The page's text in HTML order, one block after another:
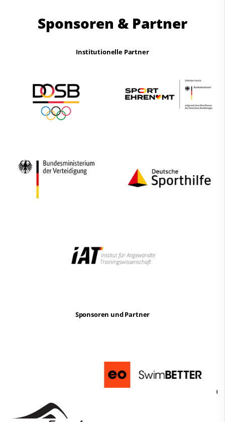
Sponsoren & Partner
Institutionelle Partner
Sponsoren und Partner